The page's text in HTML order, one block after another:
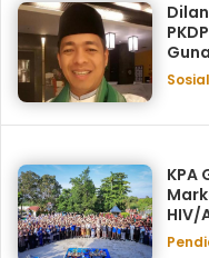
Guna
Sosial
KPA
HIV/